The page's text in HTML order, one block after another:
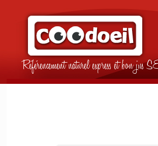
Référencement naturel express et bon jus